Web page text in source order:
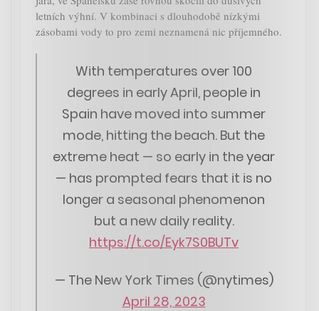
letních výhní. V kombinaci s dlouhodobě nízkými
zásobami vody to pro zemi neznamená nic příjemného.
With temperatures over 100
degrees in early April, people in
Spain have moved into summer
mode, hitting the beach. But the
extreme heat — so early in the year
— has prompted fears that it is no
longer a seasonal phenomenon
but a new daily reality.
https://t.co/Eyk7S0BUTv
— The New York Times (@nytimes)
April 28, 2023